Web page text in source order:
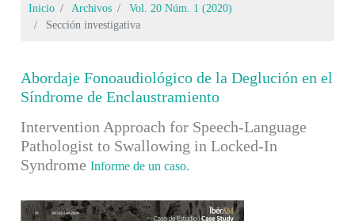
Inicio Archivos
Vol. 20 Núm. 1 (2020)
Sección investigativa
Abordaje Fonoaudiológico de la Deglución en el
Síndrome de Enclaustramiento
Intervention Approach for Speech-Language
Pathologist to Swallowing in Locked-In
SyndromeInforme de un caso.